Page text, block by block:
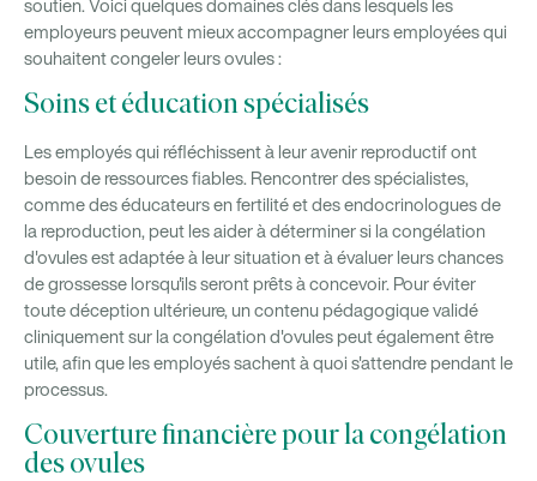
soutien. Voici quelques domaines clés dans lesquels les
employeurs peuvent mieux accompagner leurs employées qui
souhaitent congeler leurs ovules :
Soins et éducation spécialisés
Les employés qui réfléchissent à leur avenir reproductif ont
besoin de ressources fiables. Rencontrer des spécialistes,
comme des éducateurs en fertilité et des endocrinologues de
la reproduction, peut les aider à déterminer si la congélation
d'ovules est adaptée à leur situation et à évaluer leurs chances
de grossesse lorsqu'ils seront prêts à concevoir. Pour éviter
toute déception ultérieure, un contenu pédagogique validé
cliniquement sur la congélation d'ovules peut également être
utile, afin que les employés sachent à quoi s'attendre pendant le
processus.
Couverture financière pour la congélation
des ovules